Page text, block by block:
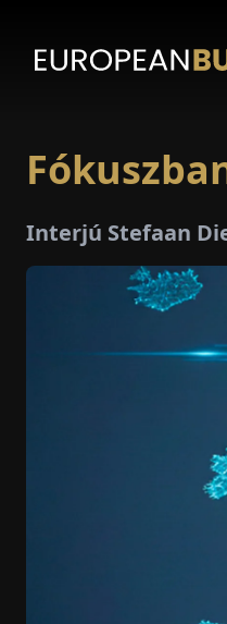
Interjú Stefaan